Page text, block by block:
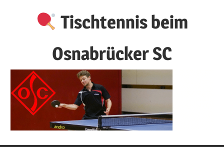
Tischtennis beim
Osnabrücker SC